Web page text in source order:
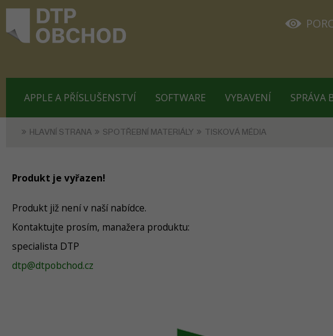
APPLE A PŘÍSLUŠENSTVÍ SOFTWARE VYBAVENÍ SPRÁVA
HLAVNÍ STRANA SPOTŘEBNÍ MATERIÁLY TISKOVÁ MÉDIA
Produkt je vyřazen!
Produkt již není v naší nabídce.
Kontaktujte prosím, manažera produktu:
specialista DTP
dtp@dtpobchod.cz